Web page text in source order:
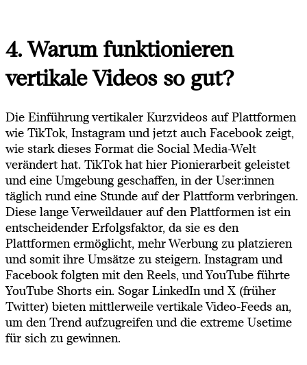
4. Warum funktionieren
vertikale Videos so gut?
Die Einführung vertikaler Kurzvideos auf Plattformen
wie TikTok, Instagram und jetzt auch Facebook zeigt,
wie stark dieses Format die Social Media-Welt
verändert hat. TikTok hat hier Pionierarbeit geleistet
und eine Umgebung geschaffen, in der User:innen
täglich rund eine Stunde auf der Plattform verbringen.
Diese lange Verweildauer auf den Plattformen ist ein
entscheidender Erfolgsfaktor, da sie es den
Plattformen ermöglicht, mehr Werbung zu platzieren
und somit ihre Umsätze zu steigern. Instagram und
Facebook folgten mit den Reels, und YouTube führte
YouTube Shorts ein. Sogar LinkedIn und X (früher
Twitter) bieten mittlerweile vertikale Video-Feeds an,
um den Trend aufzugreifen und die extreme Usetime
für sich zu gewinnen.